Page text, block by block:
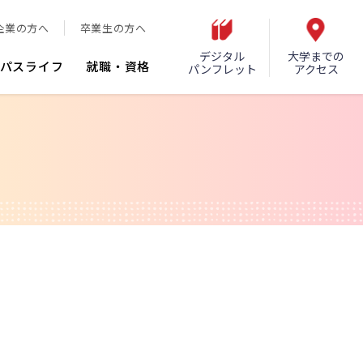
業の方へ 卒業生の方へ
スライフ 就職・資格
デジタル
パンフレット
大学までの
アクセス